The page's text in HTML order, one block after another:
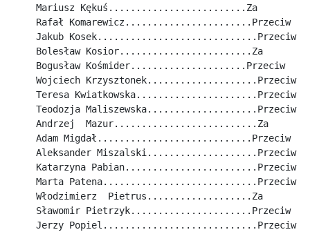
Mariusz Kękuś.........................Za
Rafał Komarewicz.......................Przeciw
Jakub Kosek.............................Przeciw
Bolesław Kosior........................Za
Bogusław Kośmider.....................Przeciw
Wojciech Krzysztonek....................Przeciw
Teresa Kwiatkowska......................Przeciw
Teodozja Maliszewska....................Przeciw
Andrzej  Mazur..........................Za
Adam Migdał............................Przeciw
Aleksander Miszalski....................Przeciw
Katarzyna Pabian........................Przeciw
Marta Patena............................Przeciw
Włodzimierz  Pietrus...................Za
Sławomir Pietrzyk......................Przeciw
Jerzy Popiel............................Przeciw